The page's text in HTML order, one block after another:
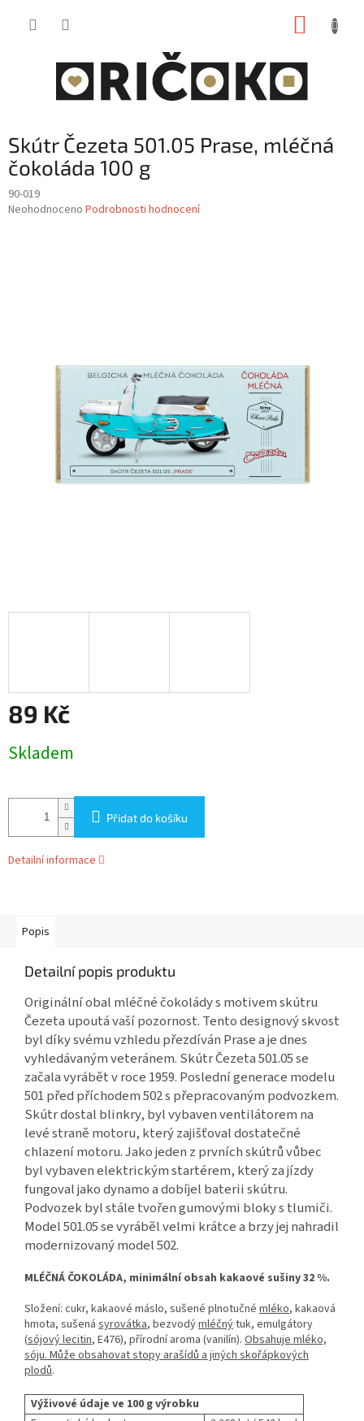
Skútr Čezeta 501.05 Prase, mléčná
čokoláda 100 g
90-019
Průměrné
Neohodnoceno Podrobnosti hodnocení
89 Kč
cena:
Skladem
Přidat do košíku
Detailní informace
Popis
Detailní popis produktu
Originální obal mléčné čokolády s motivem skútru
Čezeta upoutá vaší pozornost. Tento designový skvost
byl díky svému vzhledu přezdíván Prase a je dnes
vyhledávaným veteránem. Skútr Čezeta 501.05 se
začala vyrábět v roce 1959. Poslední generace modelu
501 před příchodem 502 s přepracovaným podvozkem.
Skútr dostal blinkry, byl vybaven ventilátorem na
levé straně motoru, který zajišťoval dostatečné
chlazení motoru. Jako jeden z prvních skútrů vůbec
byl vybaven elektrickým startérem, který za jízdy
fungoval jako dynamo a dobíjel baterii skútru.
Podvozek byl stále tvořen gumovými bloky s tlumiči.
Model 501.05 se vyráběl velmi krátce a brzy jej nahradil
modernizovaný model 502.
MLÉČNÁ ČOKOLÁDA, minimální obsah kakaové sušiny 32 %.
Složení: cukr, kakaové máslo, sušené plnotučné mléko, kakaová
hmota, sušená syrovátka, bezvodýmléčnýtuk, emulgátory
(sójový lecitin, E476), přírodní aroma (vanilín). Obsahuje mléko,
sóju. Může obsahovat stopy arašídů a jiných skořápkových
plodů.
Výživové údaje ve 100 g výrobku